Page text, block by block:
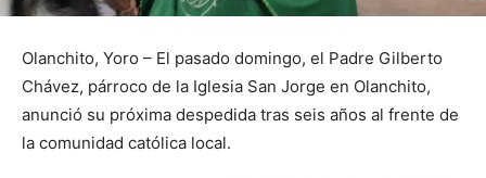
Olanchito, Yoro – El pasado domingo, el Padre Gilberto
Chávez, párroco de la Iglesia San Jorge en Olanchito,
anunció su próxima despedida tras seis años al frente de
la comunidad católica local.